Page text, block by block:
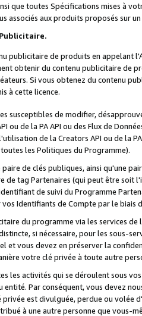
que toutes Spécifications mises à
associés aux produits proposés sur
publicitaire de produits en appelant
obtenir du contenu publicitaire de
Si vous obtenez du contenu
à cette licence.
susceptibles de modifier,
ou de la PA API ou des Flux de
de la Creators API ou de la
les Politiques du Programme).
de clés publiques, ainsi qu'une
de tag Partenaires (qui peut être soit
de suivi du Programme
Identifiants de Compte par le biais
du programme via les services
si nécessaire, pour les sous-
et vous devez en préserver la
votre clé privée à toute autre
les activités qui se déroulent sous
Par conséquent, vous devez
est divulguée, perdue ou volée
à une autre personne que vous-